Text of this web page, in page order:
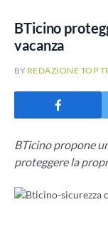
BTicino
vacanza
BY REDAZIONE TOP
BTicino propone
proteggere la